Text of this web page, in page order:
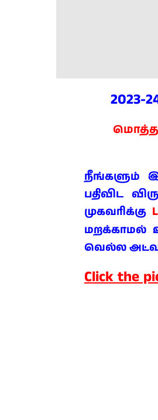
மொத்தப்
நீங்களும்
பதிவிட
முகவரிக்கு
மறக்காமல்
வெல்ல
Click the